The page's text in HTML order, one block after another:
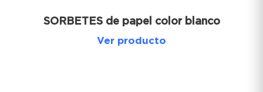
SORBETES de papel color blanco
Ver producto